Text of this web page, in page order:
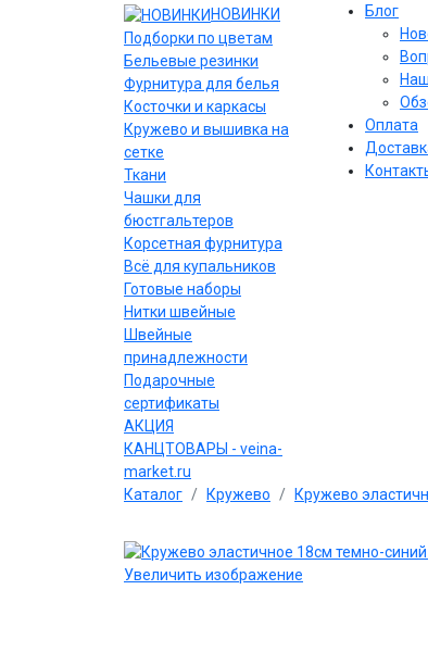
НОВИНКИ
Подборки по цветам
Бельевые резинки
Фурнитура для белья
Косточки и каркасы
Кружево и вышивка на
сетке
Ткани
Чашки для
бюстгальтеров
Корсетная фурнитура
Всё для купальников
Готовые наборы
Нитки швейные
Швейные
принадлежности
Подарочные
сертификаты
АКЦИЯ
КАНЦТОВАРЫ - veina-
market.ru
Блог
Оплата
Каталог Кружево Кружево
Увеличить изображение